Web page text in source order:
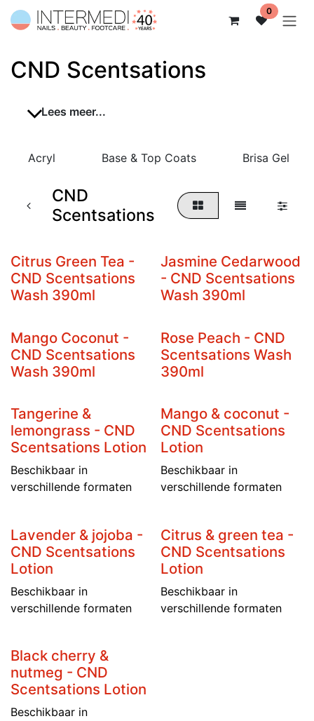
Overslaan naar inhoud 0
CND Scentsations
Lees meer...
Acryl Base & Top Coats Brisa Gel
CND
Scentsations
Citrus Green Tea -
CND Scentsations
Wash 390ml
Niet op voorraad
Jasmine Cedarwood
- CND Scentsations
Wash 390ml
Mango Coconut -
CND Scentsations
Wash 390ml
Rose Peach - CND
Scentsations Wash
390ml
Tangerine &
lemongrass - CND
Scentsations Lotion
Beschikbaar in
verschillende formaten
Mango & coconut -
CND Scentsations
Lotion
Beschikbaar in
verschillende formaten
Lavender & jojoba -
CND Scentsations
Lotion
Beschikbaar in
verschillende formaten
Citrus & green tea -
CND Scentsations
Lotion
Beschikbaar in
verschillende formaten
Black cherry &
nutmeg - CND
Scentsations Lotion
Beschikbaar in